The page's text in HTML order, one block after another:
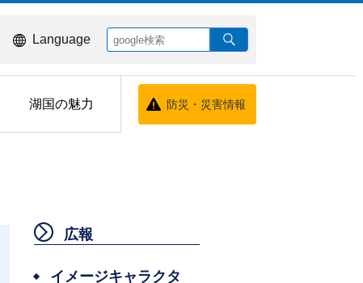
Language
湖国の魅力 防災・災害情報
広報
イメージキャラクタ